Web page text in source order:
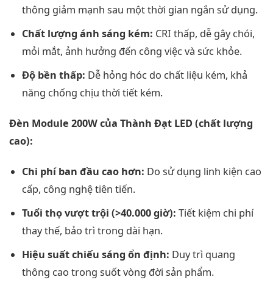
thông giảm mạnh sau một thời gian ngắn sử dụng.
Chất lượng ánh sáng kém: CRI thấp, dễ gây chói,
mỏi mắt, ảnh hưởng đến công việc và sức khỏe.
Độ bền thấp: Dễ hỏng hóc do chất liệu kém, khả
năng chống chịu thời tiết kém.
Đèn Module 200W của Thành Đạt LED (chất lượng
cao):
Chi phí ban đầu cao hơn: Do sử dụng linh kiện cao
cấp, công nghệ tiên tiến.
Tuổi thọ vượt trội (>40.000 giờ): Tiết kiệm chi phí
thay thế, bảo trì trong dài hạn.
Hiệu suất chiếu sáng ổn định: Duy trì quang
thông cao trong suốt vòng đời sản phẩm.